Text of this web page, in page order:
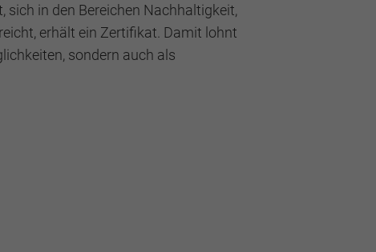
in den Bereichen Nachhaltigkeit,
erhält ein Zertifikat. Damit lohnt
sondern auch als